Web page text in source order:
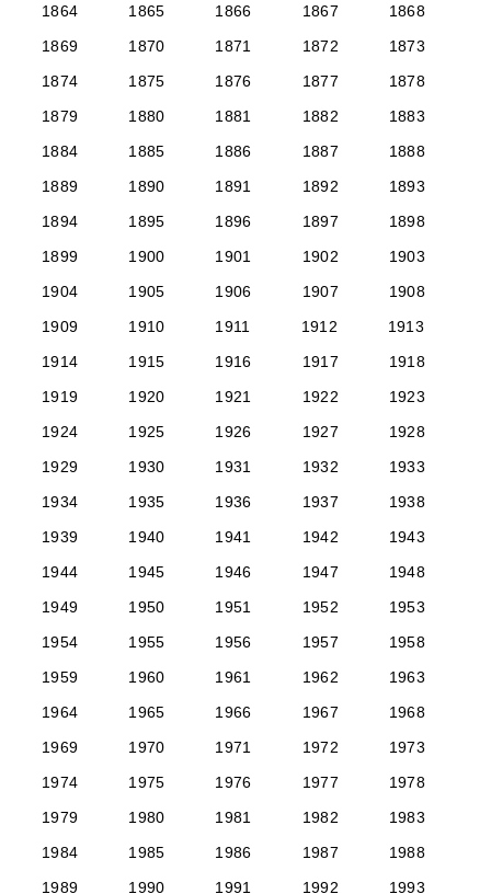
1864
1865 1866 1867
1868
1869
1870 1871 1872
1873
1874
1875 1876 1877
1878
1879
1880 1881 1882
1883
1884
1885 1886 1887
1888
1889
1890 1891 1892
1893
1894
1895 1896 1897
1898
1899
1900 1901 1902
1903
1904
1905 1906 1907
1908
1909
1910 1911 1912
1913
1914
1915 1916 1917
1918
1919
1920 1921 1922
1923
1924
1925 1926 1927
1928
1929
1930 1931 1932
1933
1934
1935 1936 1937
1938
1939
1940 1941 1942
1943
1944
1945 1946 1947
1948
1949
1950 1951 1952
1953
1954
1955 1956 1957
1958
1959
1960 1961 1962
1963
1964
1965 1966 1967
1968
1969
1970 1971 1972
1973
1974
1975 1976 1977
1978
1979
1980 1981 1982
1983
1984
1985 1986 1987
1988
1989
1990 1991 1992 1993